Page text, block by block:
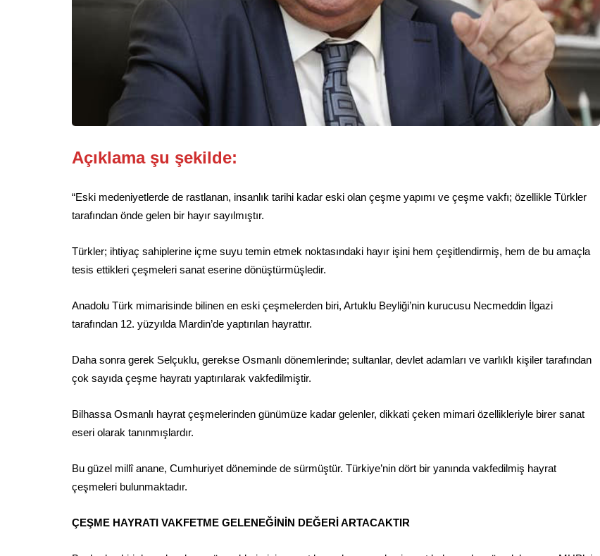
Açıklama şu şekilde:
“Eski medeniyetlerde de rastlanan, insanlık tarihi kadar eski olan çeşme yapımı ve çeşme vakfı; özellikle Türkler
tarafından önde gelen bir hayır sayılmıştır.
Türkler; ihtiyaç sahiplerine içme suyu temin etmek noktasındaki hayır işini hem çeşitlendirmiş, hem de bu amaçla
tesis ettikleri çeşmeleri sanat eserine dönüştürmüşledir.
Anadolu Türk mimarisinde bilinen en eski çeşmelerden biri, Artuklu Beyliği’nin kurucusu Necmeddin İlgazi
tarafından 12. yüzyılda Mardin’de yaptırılan hayrattır.
Daha sonra gerek Selçuklu, gerekse Osmanlı dönemlerinde; sultanlar, devlet adamları ve varlıklı kişiler tarafından
çok sayıda çeşme hayratı yaptırılarak vakfedilmiştir.
Bilhassa Osmanlı hayrat çeşmelerinden günümüze kadar gelenler, dikkati çeken mimari özellikleriyle birer sanat
eseri olarak tanınmışlardır.
Bu güzel millî anane, Cumhuriyet döneminde de sürmüştür. Türkiye’nin dört bir yanında vakfedilmiş hayrat
çeşmeleri bulunmaktadır.
ÇEŞME HAYRATI VAKFETME GELENEĞİNİN DEĞERİ ARTACAKTIR